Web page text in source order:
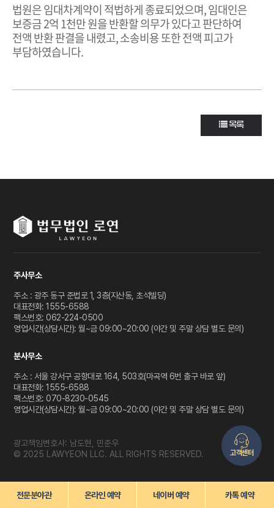
전문분야관 온라인 예약 네이버 예약 카톡 예약
고객센터
법원은 임대차계약이 적법하게 종료되었으며, 임대인은
보증금 2억 1천만 원을 반환할 의무가 있다고 판단하여
전액 반환 판결을 내렸고, 소송비용 또한 전액 피고가
부담하였습니다.
목록
주사무소
주소 : 광주 동구 준법로 1, 3층(지산동, 초석빌딩)
대표전화: 1555-6588
팩스번호: 062-224-0500
영업시간(상담시간): 월~금 09:00~20:00 (야간 및 주말 상담 별도 문의)
분사무소
주소 : 서울 강서구 공항대로 164, 503호(마곡역 6번 출구 바로 앞)
대표전화: 1555-6588
팩스번호: 070-8230-0545
영업시간(상담시간): 월~금 09:00~20:00 (야간 및 주말 상담 별도 문의)
광고책임변호사: 남도현, 민준우
© 2025 LAWYEON LLC. ALL RIGHTS RESERVED.